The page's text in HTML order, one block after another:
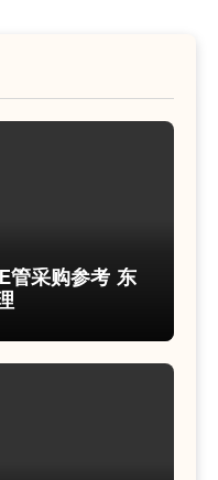
管采购参考 东